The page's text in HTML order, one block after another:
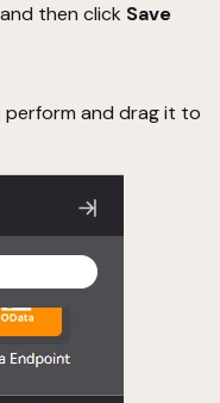
then click Save
and drag it to